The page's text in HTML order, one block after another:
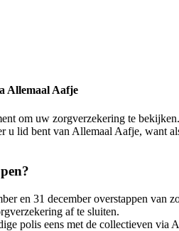
Allemaal Aafje
om uw zorgverzekering te
u lid bent van Allemaal Aafje, want
en 31 december overstappen
af te sluiten.
polis eens met de collectieven via